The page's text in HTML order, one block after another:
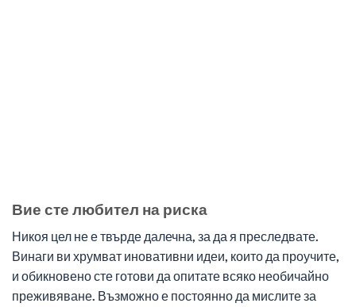
Вие сте любител на риска
Никоя цел не е твърде далечна, за да я преследвате.
Винаги ви хрумват иновативни идеи, които да проучите,
и обикновено сте готови да опитате всяко необичайно
преживяване. Възможно е постоянно да мислите за